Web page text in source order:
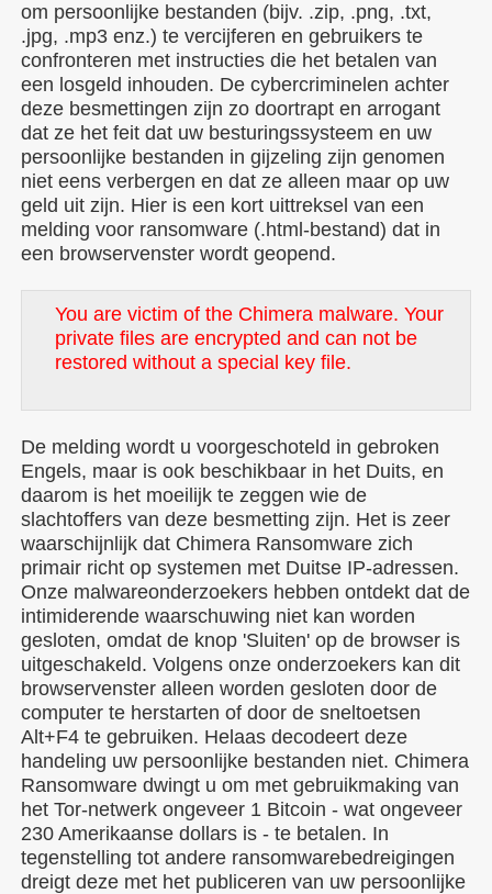
om persoonlijke bestanden (bijv. .zip, .png, .txt,
.jpg, .mp3 enz.) te vercijferen en gebruikers te
confronteren met instructies die het betalen van
een losgeld inhouden. De cybercriminelen achter
deze besmettingen zijn zo doortrapt en arrogant
dat ze het feit dat uw besturingssysteem en uw
persoonlijke bestanden in gijzeling zijn genomen
niet eens verbergen en dat ze alleen maar op uw
geld uit zijn. Hier is een kort uittreksel van een
melding voor ransomware (.html-bestand) dat in
een browservenster wordt geopend.
You are victim of the Chimera malware. Your
private files are encrypted and can not be
restored without a special key file.
De melding wordt u voorgeschoteld in gebroken
Engels, maar is ook beschikbaar in het Duits, en
daarom is het moeilijk te zeggen wie de
slachtoffers van deze besmetting zijn. Het is zeer
waarschijnlijk dat Chimera Ransomware zich
primair richt op systemen met Duitse IP-adressen.
Onze malwareonderzoekers hebben ontdekt dat de
intimiderende waarschuwing niet kan worden
gesloten, omdat de knop 'Sluiten' op de browser is
uitgeschakeld. Volgens onze onderzoekers kan dit
browservenster alleen worden gesloten door de
computer te herstarten of door de sneltoetsen
Alt+F4 te gebruiken. Helaas decodeert deze
handeling uw persoonlijke bestanden niet. Chimera
Ransomware dwingt u om met gebruikmaking van
het Tor-netwerk ongeveer 1 Bitcoin - wat ongeveer
230 Amerikaanse dollars is - te betalen. In
tegenstelling tot andere ransomwarebedreigingen
dreigt deze met het publiceren van uw persoonlijke